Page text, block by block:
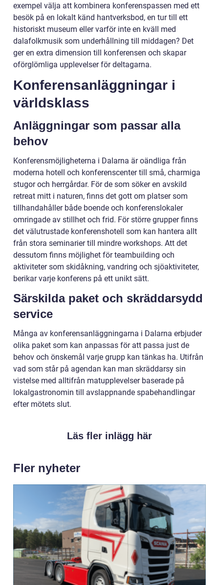
exempel välja att kombinera konferenspassen med ett
besök på en lokalt känd hantverksbod, en tur till ett
historiskt museum eller varför inte en kväll med
dalafolkmusik som underhållning till middagen? Det
ger en extra dimension till konferensen och skapar
oförglömliga upplevelser för deltagarna.
Konferensanläggningar i
världsklass
Anläggningar som passar alla
behov
Konferensmöjligheterna i Dalarna är oändliga från
moderna hotell och konferenscenter till små, charmiga
stugor och herrgårdar. För de som söker en avskild
retreat mitt i naturen, finns det gott om platser som
tillhandahåller både boende och konferenslokaler
omringade av stillhet och frid. För större grupper finns
det välutrustade konferenshotell som kan hantera allt
från stora seminarier till mindre workshops. Att det
dessutom finns möjlighet för teambuilding och
aktiviteter som skidåkning, vandring och sjöaktiviteter,
berikar varje konferens på ett unikt sätt.
Särskilda paket och skräddarsydd
service
Många av konferensanläggningarna i Dalarna erbjuder
olika paket som kan anpassas för att passa just de
behov och önskemål varje grupp kan tänkas ha. Utifrån
vad som står på agendan kan man skräddarsy sin
vistelse med alltifrån matupplevelser baserade på
lokalgastronomin till avslappnande spabehandlingar
efter mötets slut.
Läs fler inlägg här
Fler nyheter